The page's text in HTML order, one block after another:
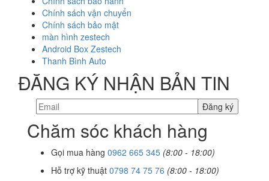
Chính sách vận chuyển
Chính sách bảo mật
màn hình zestech
Android Box Zestech
Thanh Bình Auto
ĐĂNG KÝ NHẬN BẢN TIN
Chăm sóc khách hàng
Gọi mua hàng 0962 665 345 (8:00 - 18:00)
Hỗ trợ kỹ thuật 0798 74 75 76 (8:00 - 18:00)